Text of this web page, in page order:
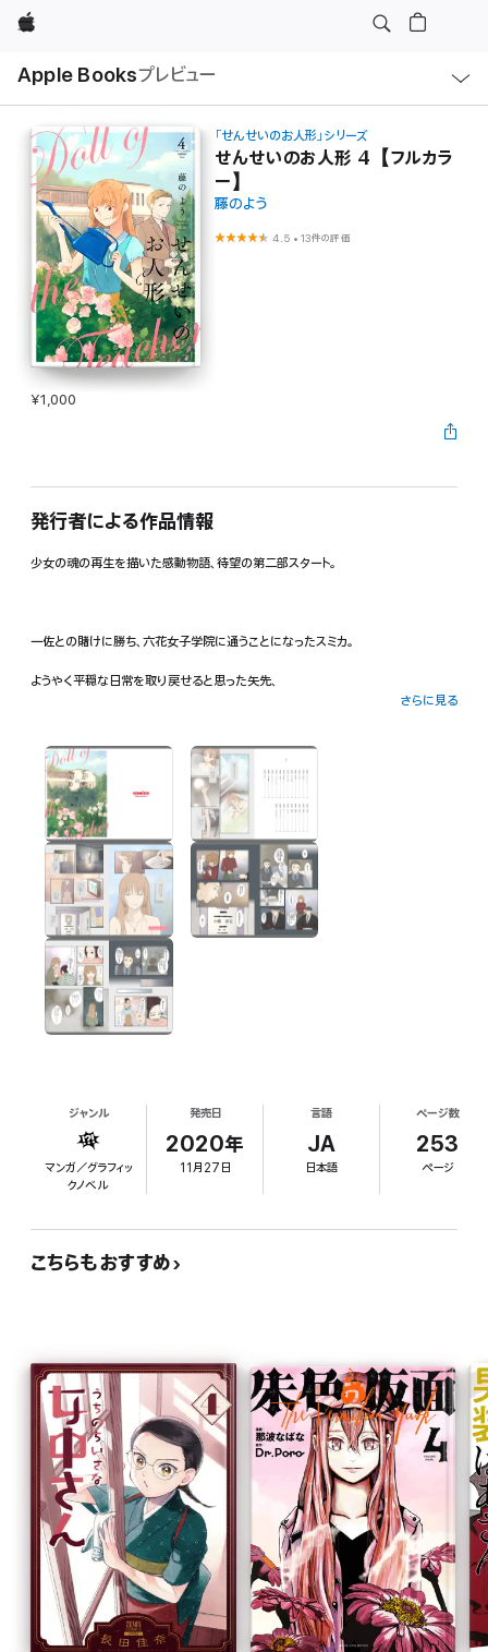
Apple
Apple Booksプレビュー
ル
「せんせいのお人形」シリーズ
せんせいのお人形 4【フルカラ
ー】
藤のよう
4.5 •13件の評価
¥1,000
発行者による作品情報
少女の魂の再生を描いた感動物語、待望の第二部スタート。
一佐との賭けに勝ち、六花女子学院に通うことになったスミカ。
ようやく平穏な日常を取り戻せると思った矢先、
昭明が発した一言が、スミカの閉ざされた記憶の蓋を開いてゆく。
新たな環境、新たな出会い、目まぐるしく変化する状況にスミカは……!?
マンガ・ノベルアプリ「comico」の人気フルカラーコミック!
収録話:42話～61話、特別編「せんせいのお人形?」
さらに見る
ジャンル
マンガ／グラフィッ
クノベル
発売日
2020年
11月27日
言語
JA
日本語
ページ数
253
ページ
こちらもおすすめ